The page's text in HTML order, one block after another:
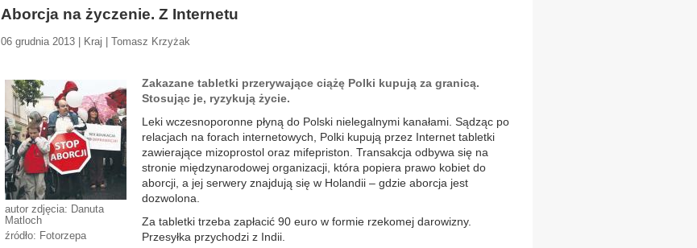
Aborcja na życzenie. Z Internetu
06 grudnia 2013 | Kraj | Tomasz Krzyżak
autor zdjęcia: Danuta
Matloch
źródło: Fotorzepa
Zakazane tabletki przerywające ciążę Polki kupują za granicą.
Stosując je, ryzykują życie.
Leki wczesnoporonne płyną do Polski nielegalnymi kanałami. Sądząc po
relacjach na forach internetowych, Polki kupują przez Internet tabletki
zawierające mizoprostol oraz mifepriston. Transakcja odbywa się na
stronie międzynarodowej organizacji, która popiera prawo kobiet do
aborcji, a jej serwery znajdują się w Holandii – gdzie aborcja jest
dozwolona.
Za tabletki trzeba zapłacić 90 euro w formie rzekomej darowizny.
Przesyłka przychodzi z Indii.